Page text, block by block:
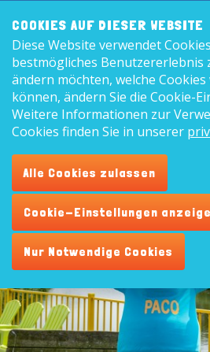
8,9
search:
Hallo, ich
Ich ben das Maskottchen des
COOKIES AUF DIESER WEBSITE
Diese Website verwendet
bestmögliches Benutzererlebnis
ändern möchten, welche
können, ändern Sie die Cookie-
Weitere Informationen zur
Cookies finden Sie in unserer
Alle Cookies zulassen
Cookie-Einstellungen
Nur Notwendige Cookies